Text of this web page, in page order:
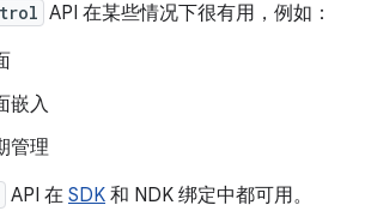
API 在某些情况下很有用，例如：
嵌入
管理
API 在 SDK 和 NDK 绑定中都可用。